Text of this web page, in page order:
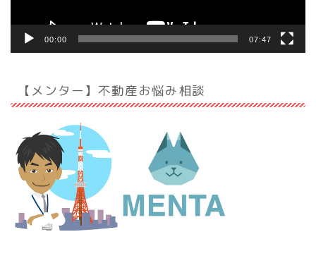
00:00 07:47
【メンター】不動産お悩み相談